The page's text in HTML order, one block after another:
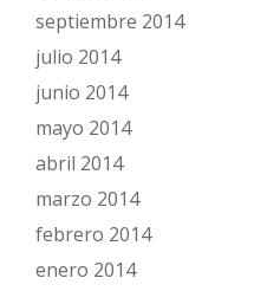
septiembre 2014
julio 2014
junio 2014
mayo 2014
abril 2014
marzo 2014
febrero 2014
enero 2014